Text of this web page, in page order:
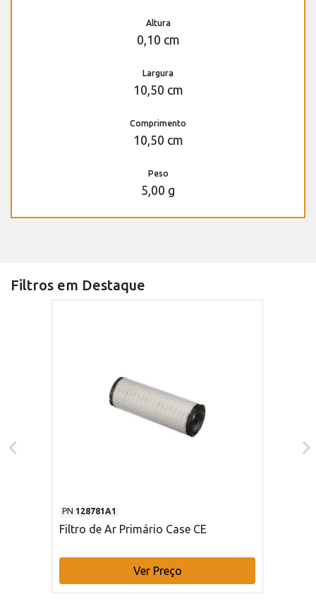
Altura
0,10 cm
Largura
10,50 cm
Comprimento
10,50 cm
Peso
5,00 g
Filtros em Destaque
PN 128781A1
Filtro de Ar Primário Case CE
Ver Preço